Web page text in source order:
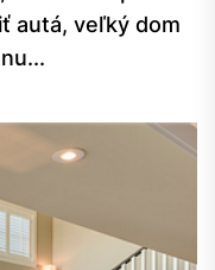
autá, veľký dom